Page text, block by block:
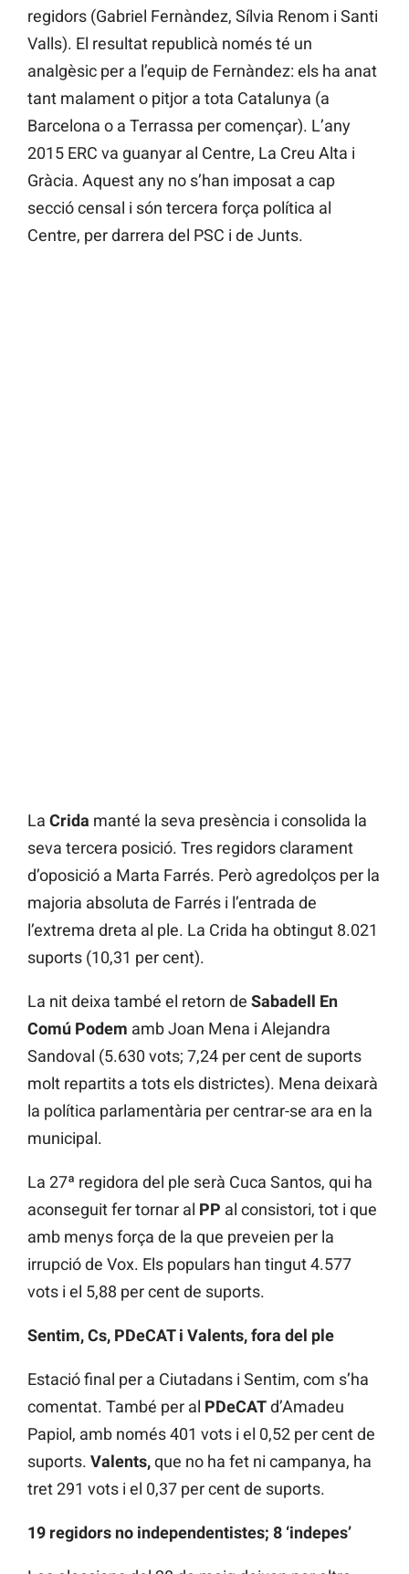
regidors (Gabriel Fernàndez, Sílvia Renom i Santi
Valls). El resultat republicà només té un
analgèsic per a l’equip de Fernàndez: els ha anat
tant malament o pitjor a tota Catalunya (a
Barcelona o a Terrassa per començar). L’any
2015 ERC va guanyar al Centre, La Creu Alta i
Gràcia. Aquest any no s’han imposat a cap
secció censal i són tercera força política al
Centre, per darrera del PSC i de Junts.
La Crida manté la seva presència i consolida la
seva tercera posició. Tres regidors clarament
d’oposició a Marta Farrés. Però agredolços per la
majoria absoluta de Farrés i l’entrada de
l’extrema dreta al ple. La Crida ha obtingut 8.021
suports (10,31 per cent).
La nit deixa també el retorn de Sabadell En
Comú Podem amb Joan Mena i Alejandra
Sandoval (5.630 vots; 7,24 per cent de suports
molt repartits a tots els districtes). Mena deixarà
la política parlamentària per centrar-se ara en la
municipal.
La 27ª regidora del ple serà Cuca Santos, qui ha
aconseguit fer tornar al PP al consistori, tot i que
amb menys força de la que preveien per la
irrupció de Vox. Els populars han tingut 4.577
vots i el 5,88 per cent de suports.
Sentim, Cs, PDeCAT i Valents, fora del ple
Estació final per a Ciutadans i Sentim, com s’ha
comentat. També per al PDeCATd’Amadeu
Papiol, amb només 401 vots i el 0,52 per cent de
suports. Valents,que no ha fet ni campanya, ha
tret 291 vots i el 0,37 per cent de suports.
19 regidors no independentistes; 8 ‘indepes’